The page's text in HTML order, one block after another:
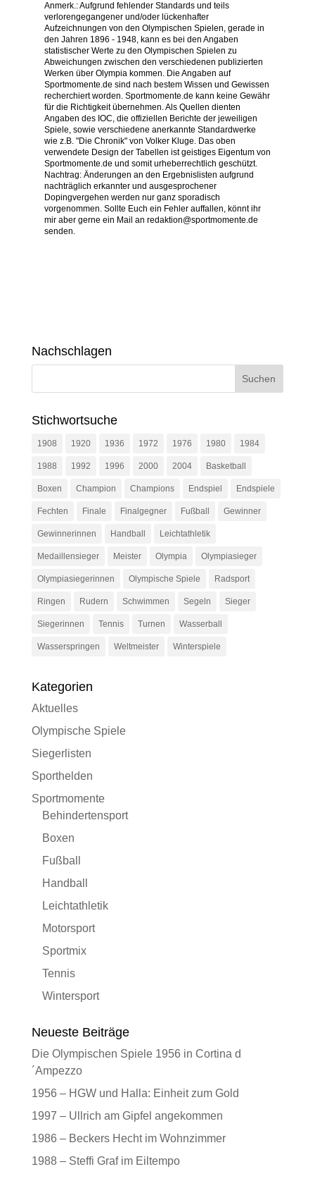
Anmerk.: Aufgrund fehlender Standards und teils
verlorengegangener und/oder lückenhafter
Aufzeichnungen von den Olympischen Spielen, gerade in
den Jahren 1896 - 1948, kann es bei den Angaben
statistischer Werte zu den Olympischen Spielen zu
Abweichungen zwischen den verschiedenen publizierten
Werken über Olympia kommen. Die Angaben auf
Sportmomente.de sind nach bestem Wissen und Gewissen
recherchiert worden. Sportmomente.de kann keine Gewähr
für die Richtigkeit übernehmen. Als Quellen dienten
Angaben des IOC, die offiziellen Berichte der jeweiligen
Spiele, sowie verschiedene anerkannte Standardwerke
wie z.B. "Die Chronik" von Volker Kluge. Das oben
verwendete Design der Tabellen ist geistiges Eigentum von
Sportmomente.de und somit urheberrechtlich geschützt.
Nachtrag: Änderungen an den Ergebnislisten aufgrund
nachträglich erkannter und ausgesprochener
Dopingvergehen werden nur ganz sporadisch
vorgenommen. Sollte Euch ein Fehler auffallen, könnt ihr
mir aber gerne ein Mail an redaktion@sportmomente.de
senden.
Nachschlagen
Stichwortsuche
1908 1920 1936 1972 1976 1980 1984
1988 1992 1996 2000 2004 Basketball
Boxen Champion Champions Endspiel Endspiele
Fechten Finale Finalgegner Fußball Gewinner
Gewinnerinnen Handball Leichtathletik
Medaillensieger Meister Olympia Olympiasieger
Olympiasiegerinnen Olympische Spiele Radsport
Ringen Rudern Schwimmen Segeln Sieger
Siegerinnen Tennis Turnen Wasserball
Wasserspringen Weltmeister Winterspiele
Kategorien
Aktuelles
Olympische Spiele
Siegerlisten
Sporthelden
Sportmomente
Behindertensport
Boxen
Fußball
Handball
Leichtathletik
Motorsport
Sportmix
Tennis
Wintersport
Neueste Beiträge
Die Olympischen Spiele 1956 in Cortina d
´Ampezzo
1956 – HGW und Halla: Einheit zum Gold
1997 – Ullrich am Gipfel angekommen
1986 – Beckers Hecht im Wohnzimmer
1988 – Steffi Graf im Eiltempo